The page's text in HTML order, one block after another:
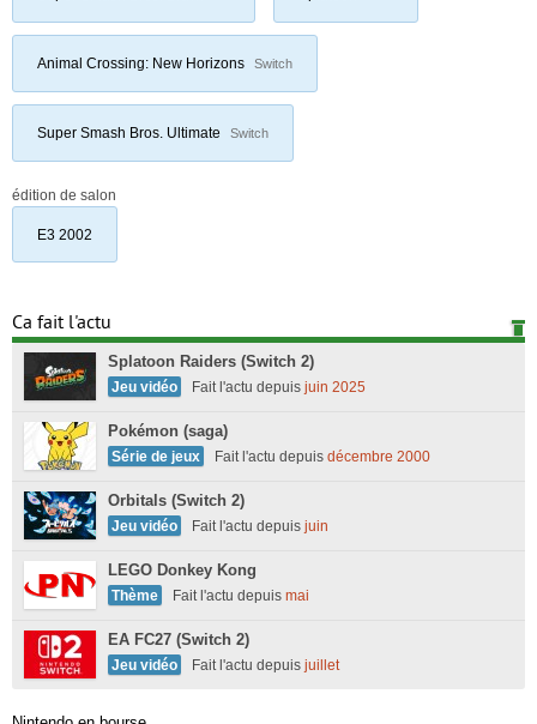
Animal Crossing: New Horizons Switch
Super Smash Bros. Ultimate Switch
édition de salon
E3 2002
Ca fait l'actu
Splatoon Raiders (Switch 2)
Jeu vidéo Fait l'actu depuis juin 2025
Pokémon (saga)
Série de jeux Fait l'actu depuis décembre 2000
Orbitals (Switch 2)
Jeu vidéo Fait l'actu depuis juin
LEGO Donkey Kong
Thème Fait l'actu depuis mai
EA FC27 (Switch 2)
Jeu vidéo Fait l'actu depuis juillet